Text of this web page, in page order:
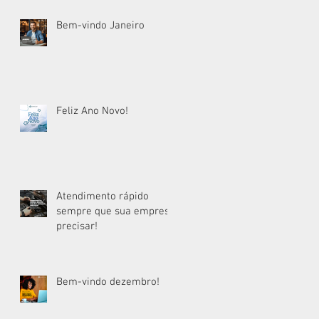
Bem-vindo Janeiro
Feliz Ano Novo!
Atendimento rápido
sempre que sua empresa
precisar!
Bem-vindo dezembro!